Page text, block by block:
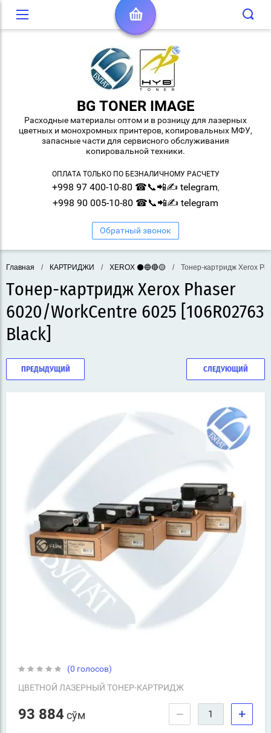
BG TONER IMAGE
Расходные материалы оптом и в розницу для лазерных
цветных и монохромных принтеров, копировальных МФУ,
запасные части для сервисного обслуживания
копировальной техники.
ОПЛАТА ТОЛЬКО ПО БЕЗНАЛИЧНОМУ РАСЧЕТУ
+998 97 400-10-80 ☎📞📲✍ telegram,
+998 90 005-10-80 ☎📞📲✍ telegram
Обратный звонок
Главная / КАРТРИДЖИ / XEROX ⚫🔵🔴🟡 / Тонер-картридж Xerox
Тонер-картридж Xerox Phaser
6020/WorkCentre 6025 [106R02763
Black]
ПРЕДЫДУЩИЙ СЛЕДУЮЩИЙ
(0 голосов)
ЦВЕТНОЙ ЛАЗЕРНЫЙ ТОНЕР-КАРТРИДЖ
93 884 сўм − +